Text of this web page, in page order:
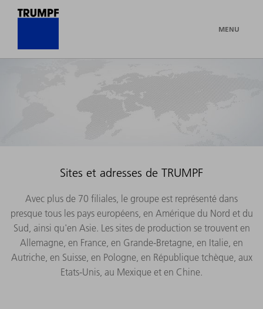
MENU
Sites et adresses de TRUMPF
Avec plus de 70 filiales, le groupe est représenté dans
presque tous les pays européens, en Amérique du Nord et du
Sud, ainsi qu'en Asie. Les sites de production se trouvent en
Allemagne, en France, en Grande-Bretagne, en Italie, en
Autriche, en Suisse, en Pologne, en République tchèque, aux
Etats-Unis, au Mexique et en Chine.